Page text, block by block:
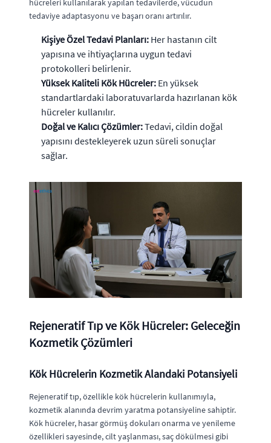
hücreleri kullanılarak yapılan tedavilerde, vücudun
tedaviye adaptasyonu ve başarı oranı artırılır.
Kişiye Özel Tedavi Planları: Her hastanın cilt
yapısına ve ihtiyaçlarına uygun tedavi
protokolleri belirlenir.
Yüksek Kaliteli Kök Hücreler: En yüksek
standartlardaki laboratuvarlarda hazırlanan kök
hücreler kullanılır.
Doğal ve Kalıcı Çözümler:Tedavi, cildin doğal
yapısını destekleyerek uzun süreli sonuçlar
sağlar.
Rejeneratif Tıp ve Kök Hücreler: Geleceğin
Kozmetik Çözümleri
Kök Hücrelerin Kozmetik Alandaki Potansiyeli
Rejeneratif tıp, özellikle kök hücrelerin kullanımıyla,
kozmetik alanında devrim yaratma potansiyeline sahiptir.
Kök hücreler, hasar görmüş dokuları onarma ve yenileme
özellikleri sayesinde, cilt yaşlanması, saç dökülmesi gibi